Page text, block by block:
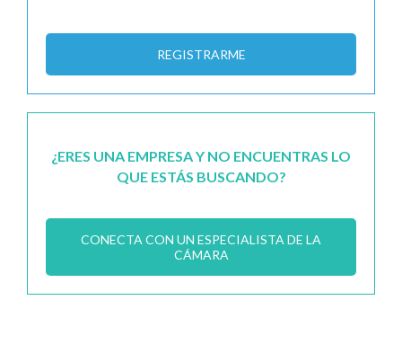
REGISTRARME
¿ERES UNA EMPRESA Y NO ENCUENTRAS LO
QUE ESTÁS BUSCANDO?
CONECTA CON UN ESPECIALISTA DE LA
CÁMARA